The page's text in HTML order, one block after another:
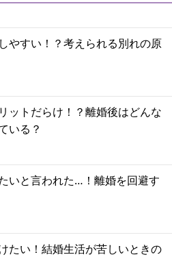
やすい！？考えられる別れの原
ットだらけ！？離婚後はどんな
いる？
いと言われた…！離婚を回避す
たい！結婚生活が苦しいときの